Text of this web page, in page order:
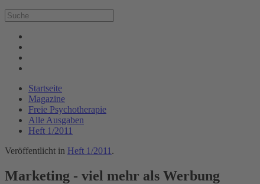
Startseite
Magazine
Freie Psychotherapie
Alle Ausgaben
Heft 1/2011
Veröffentlicht in Heft 1/2011 .
Marketing - viel mehr als Werbung